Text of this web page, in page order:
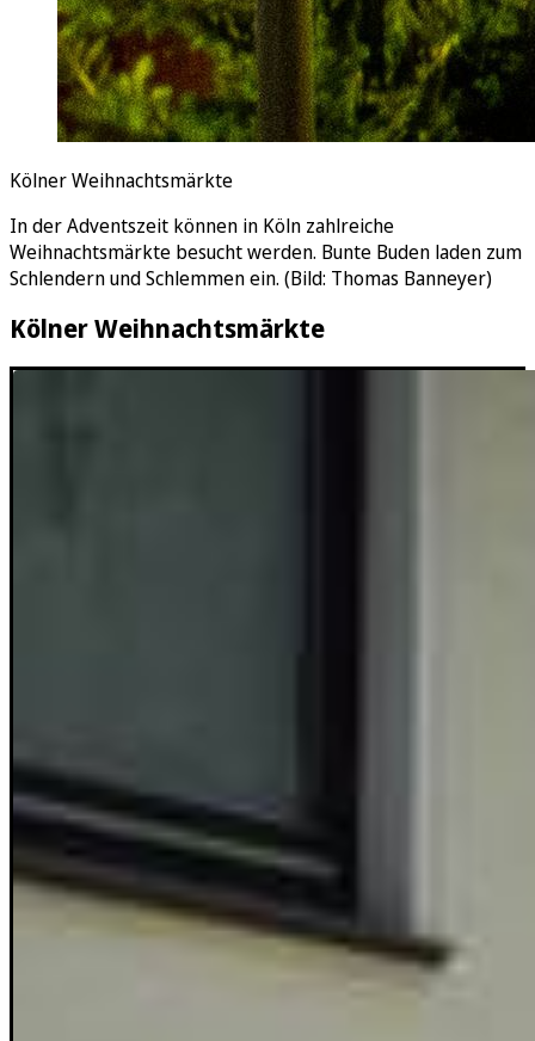
Kölner Weihnachtsmärkte
In der Adventszeit können in Köln zahlreiche
Weihnachtsmärkte besucht werden. Bunte Buden laden zum
Schlendern und Schlemmen ein. (Bild: Thomas Banneyer)
Kölner Weihnachtsmärkte